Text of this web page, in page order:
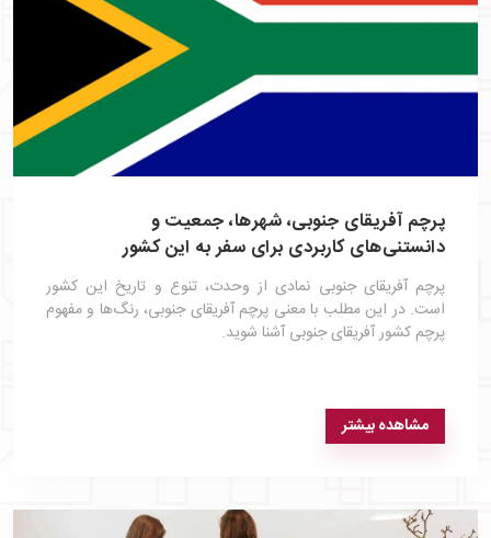
پرچم آفریقای جنوبی، شهرها، جمعیت و
دانستنی‌های کاربردی برای سفر به این کشور
پرچم آفریقای جنوبی نمادی از وحدت، تنوع و تاریخ این کشور
است. در این مطلب با معنی پرچم آفریقای جنوبی، رنگ‌ها و مفهوم
پرچم کشور آفریقای جنوبی آشنا شوید.
مشاهده بیشتر